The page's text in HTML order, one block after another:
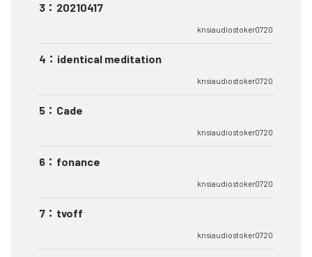
3 ： 20210417
knsiaudiostoker0720
4 ： identical meditation
knsiaudiostoker0720
5 ： Cade
knsiaudiostoker0720
6 ： fonance
knsiaudiostoker0720
7 ： tvoff
knsiaudiostoker0720